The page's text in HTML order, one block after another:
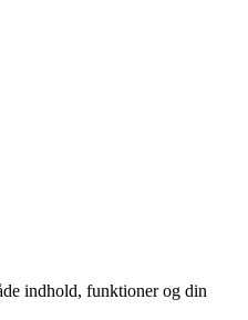
indhold, funktioner og din